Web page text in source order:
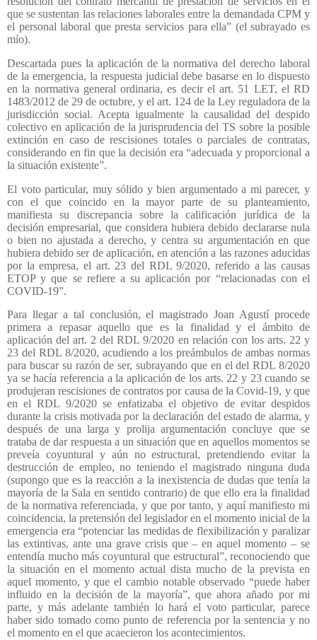
que se sustentan las relaciones laborales entre la demandada CPM y
el personal laboral que presta servicios para ella” (el subrayado es
mío).
Descartada pues la aplicación de la normativa del derecho laboral
de la emergencia, la respuesta judicial debe basarse en lo dispuesto
en la normativa general ordinaria, es decir el art. 51 LET, el RD
1483/2012 de 29 de octubre, y el art. 124 de la Ley reguladora de la
jurisdicción social. Acepta igualmente la causalidad del despido
colectivo en aplicación de la jurisprudencia del TS sobre la posible
extinción en caso de rescisiones totales o parciales de contratas,
considerando en fin que la decisión era “adecuada y proporcional a
la situación existente”.
El voto particular, muy sólido y bien argumentado a mi parecer, y
con el que coincido en la mayor parte de su planteamiento,
manifiesta su discrepancia sobre la calificación jurídica de la
decisión empresarial, que considera hubiera debido declararse nula
o bien no ajustada a derecho, y centra su argumentación en que
hubiera debido ser de aplicación, en atención a las razones aducidas
por la empresa, el art. 23 del RDL 9/2020, referido a las causas
ETOP y que se refiere a su aplicación por “relacionadas con el
COVID-19”.
Para llegar a tal conclusión, el magistrado Joan Agustí procede
primera a repasar aquello que es la finalidad y el ámbito de
aplicación del art. 2 del RDL 9/2020 en relación con los arts. 22 y
23 del RDL 8/2020, acudiendo a los preámbulos de ambas normas
para buscar su razón de ser, subrayando que en el del RDL 8/2020
ya se hacía referencia a la aplicación de los arts. 22 y 23 cuando se
produjeran rescisiones de contratos por causa de la Covid-19, y que
en el RDL 9/2020 se enfatizaba el objetivo de evitar despidos
durante la crisis motivada por la declaración del estado de alarma, y
después de una larga y prolija argumentación concluye que se
trataba de dar respuesta a un situación que en aquellos momentos se
preveía coyuntural y aún no estructural, pretendiendo evitar la
destrucción de empleo, no teniendo el magistrado ninguna duda
(supongo que es la reacción a la inexistencia de dudas que tenía la
mayoría de la Sala en sentido contrario) de que ello era la finalidad
de la normativa referenciada, y que por tanto, y aquí manifiesto mi
coincidencia, la pretensión del legislador en el momento inicial de la
emergencia era “potenciar las medidas de flexibilización y paralizar
las extintivas, ante una grave crisis que – en aquel momento – se
entendía mucho más coyuntural que estructural”, reconociendo que
la situación en el momento actual dista mucho de la prevista en
aquel momento, y que el cambio notable observado “puede haber
influido en la decisión de la mayoría”, que ahora añado por mi
parte, y más adelante también lo hará el voto particular, parece
haber sido tomado como punto de referencia por la sentencia y no
el momento en el que acaecieron los acontecimientos.